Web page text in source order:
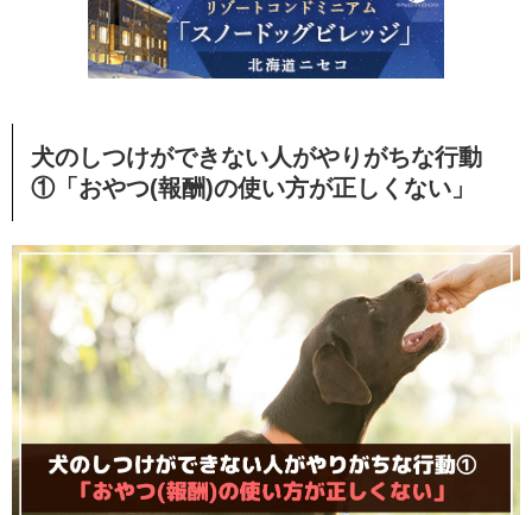
犬のしつけができない人がやりがちな行動
①「おやつ(報酬)の使い方が正しくない」